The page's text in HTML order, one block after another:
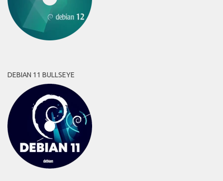
DEBIAN 11 BULLSEYE